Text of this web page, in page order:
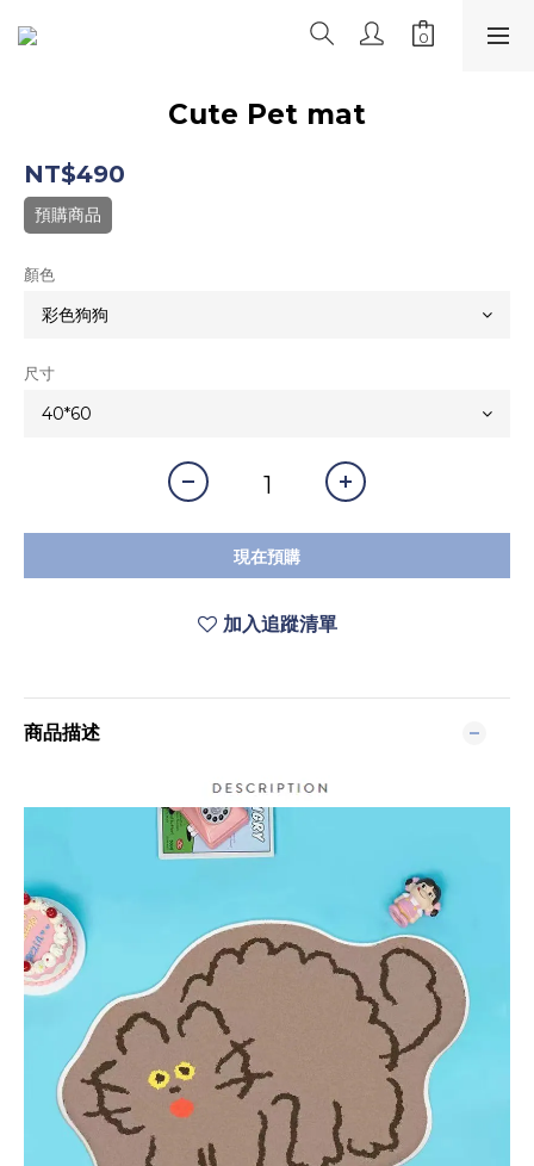
Cute Pet mat
NT$490
預購商品
顏色
尺寸
現在預購
加入追蹤清單
商品描述